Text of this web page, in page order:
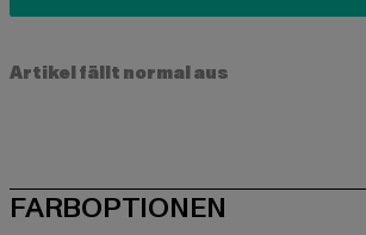
Artikel fällt normal aus
FARBOPTIONEN